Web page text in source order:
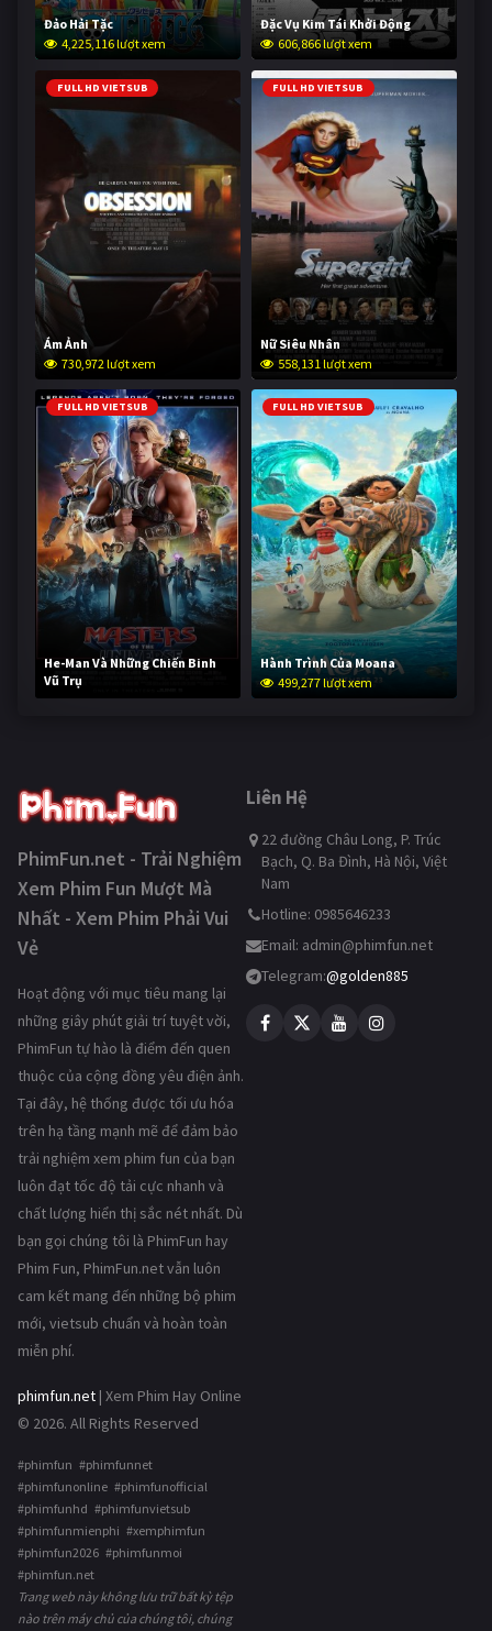
Đảo Hải Tặc
4,225,116 lượt xem
Đặc Vụ Kim Tái Khởi Động
606,866 lượt xem
FULL HD VIETSUB
Ám Ảnh
730,972 lượt xem
FULL HD VIETSUB
Nữ Siêu Nhân
558,131 lượt xem
FULL HD VIETSUB
He-Man Và Những Chiến Binh
Vũ Trụ
248,689 lượt xem
FULL HD VIETSUB
Hành Trình Của Moana
499,277 lượt xem
PhimFun.net - Trải Nghiệm
Xem Phim Fun Mượt Mà
Nhất - Xem Phim Phải Vui
Vẻ
Hoạt động với mục tiêu mang lại
những giây phút giải trí tuyệt vời,
PhimFun tự hào là điểm đến quen
thuộc của cộng đồng yêu điện ảnh.
Tại đây, hệ thống được tối ưu hóa
trên hạ tầng mạnh mẽ để đảm bảo
trải nghiệm xem phim fun của bạn
luôn đạt tốc độ tải cực nhanh và
chất lượng hiển thị sắc nét nhất. Dù
bạn gọi chúng tôi là PhimFun hay
Phim Fun, PhimFun.net vẫn luôn
cam kết mang đến những bộ phim
mới, vietsub chuẩn và hoàn toàn
miễn phí.
phimfun.net | Xem Phim Hay Online
© 2026. All Rights Reserved
#phimfun #phimfunnet
#phimfunonline #phimfunofficial
#phimfunhd #phimfunvietsub
#phimfunmienphi #xemphimfun
#phimfun2026 #phimfunmoi
#phimfun.net
Trang web này không lưu trữ bất kỳ tệp
nào trên máy chủ của chúng tôi, chúng
Liên Hệ
22 đường Châu Long, P. Trúc
Bạch, Q. Ba Đình, Hà Nội, Việt
Nam
Hotline: 0985646233
Email: admin@phimfun.net
Telegram:@golden885